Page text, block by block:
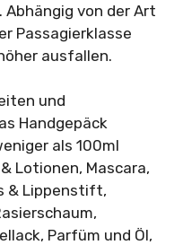
von der Art
Passagierklasse
ausfallen.
und
Handgepäck
als 100ml
Lotionen, Mascara,
& Lippenstift,
Parfüm und Öl,